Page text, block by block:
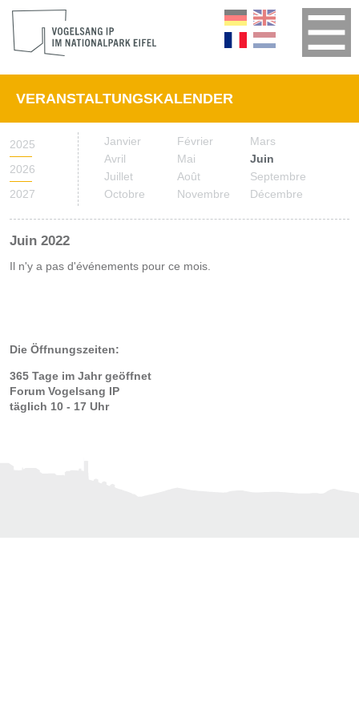
VERANSTALTUNGSKALENDER
2025
2026
2027
Janvier Février
Mars
Avril
Mai
Juin
Juillet
Août
Septembre
Octobre
Novembre Décembre
Juin 2022
Il n'y a pas d'événements pour ce mois.
Die Öffnungszeiten:
365 Tage im Jahr geöffnet
Forum Vogelsang IP
täglich 10 - 17 Uhr